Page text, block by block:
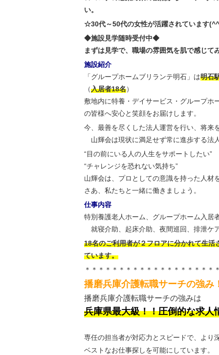
い。
☆30代～50代の女性が活躍されています
◆施設見学随時受付中◆
まずは見学で、職場の雰囲気を肌で感じて
施設紹介
「グループホームブリランテ明石」は明石
（入居者18名）
敷地内に特養・デイサービス・グループホ
の皆様へ安心と笑顔をお届けします。
今、最善を尽くした法人運営を行い、将来
山輝会は現状に満足せず常に進歩する法
“目の前にいる人の人生をサポートしたい”
“チャレンジを恐れない気持ち”
山輝会は、プロとしての意識を持った人材
さあ、私たちと一緒に働きましょう。
仕事内容
特別養護老人ホーム、グループホーム入居
就寝介助、起床介助、夜間巡回、排泄ケ
18名のご利用者が２フロアに分かれて生
ています。
＊＊＊＊＊＊＊＊＊＊＊＊＊＊＊＊＊＊＊
播磨兵庫介護転職サーチの強み
播磨兵庫介護転職サーチの強みは
兵庫県最大級！！圧倒的な求人
専任の担当者が対応力とスピードで、より
ベストなお仕事探しを可能にしています。